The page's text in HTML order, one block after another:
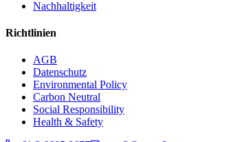
Nachhaltigkeit
Richtlinien
AGB
Datenschutz
Environmental Policy
Carbon Neutral
Social Responsibility
Health & Safety